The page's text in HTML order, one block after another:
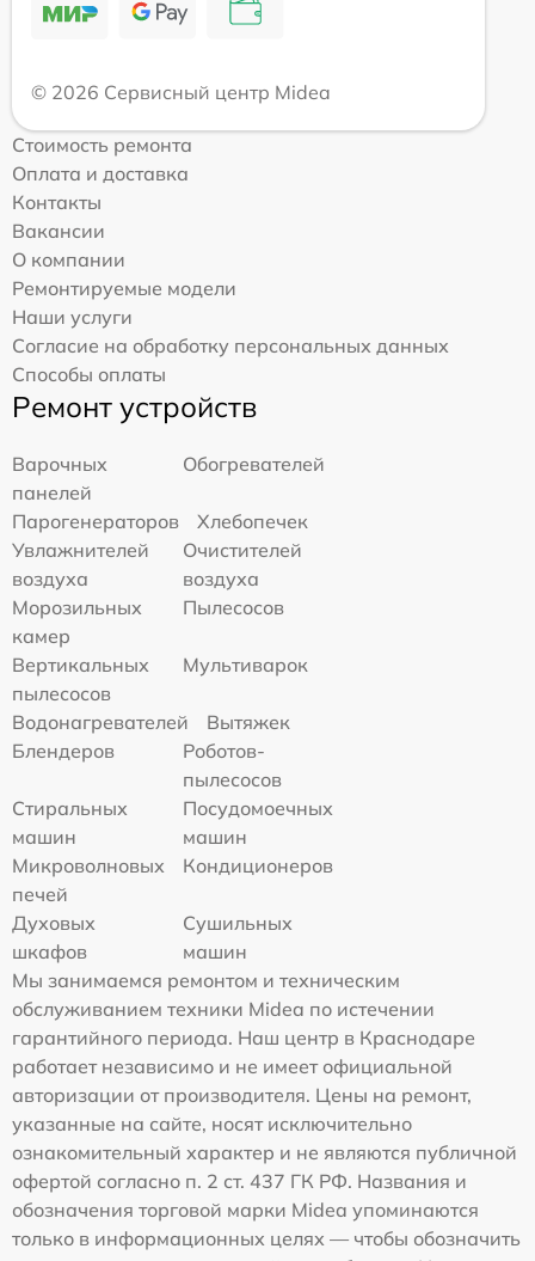
© 2026 Сервисный центр Midea
Стоимость ремонта
Оплата и доставка
Контакты
Вакансии
О компании
Ремонтируемые модели
Наши услуги
Согласие на обработку персональных данных
Способы оплаты
Ремонт устройств
Варочных
панелей
Обогревателей
Парогенераторов
Хлебопечек
Увлажнителей
воздуха
Очистителей
воздуха
Морозильных
камер
Пылесосов
Вертикальных
пылесосов
Мультиварок
Водонагревателей
Вытяжек
Блендеров
Роботов-
пылесосов
Стиральных
машин
Посудомоечных
машин
Микроволновых
печей
Кондиционеров
Духовых
шкафов
Сушильных
машин
Мы занимаемся ремонтом и техническим
обслуживанием техники Midea по истечении
гарантийного периода. Наш центр в Краснодаре
работает независимо и не имеет официальной
авторизации от производителя. Цены на ремонт,
указанные на сайте, носят исключительно
ознакомительный характер и не являются публичной
офертой согласно п. 2 ст. 437 ГК РФ. Названия и
обозначения торговой марки Midea упоминаются
только в информационных целях — чтобы обозначить